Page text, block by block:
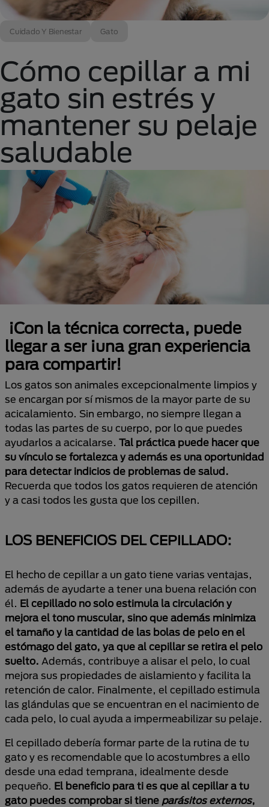
Cuidado Y Bienestar Gato
Cómo cepillar a mi
gato sin estrés y
mantener su pelaje
saludable
¡Con la técnica correcta, puede
llegar a ser ¡una gran experiencia
para compartir!
Los gatos son animales excepcionalmente limpios y
se encargan por sí mismos de la mayor parte de su
acicalamiento. Sin embargo, no siempre llegan a
todas las partes de su cuerpo, por lo que puedes
ayudarlos a acicalarse. Tal práctica puede hacer que
su vínculo se fortalezca y además es una oportunidad
para detectar indicios de problemas de salud.
Recuerda que todos los gatos requieren de atención
y a casi todos les gusta que los cepillen.
LOS BENEFICIOS DEL CEPILLADO:
El hecho de cepillar a un gato tiene varias ventajas,
además de ayudarte a tener una buena relación con
él. El cepillado no solo estimula la circulación y
mejora el tono muscular, sino que además minimiza
el tamaño y la cantidad de las bolas de pelo en el
estómago del gato, ya que al cepillar se retira el pelo
suelto. Además, contribuye a alisar el pelo, lo cual
mejora sus propiedades de aislamiento y facilita la
retención de calor. Finalmente, el cepillado estimula
las glándulas que se encuentran en el nacimiento de
cada pelo, lo cual ayuda a impermeabilizar su pelaje.
El cepillado debería formar parte de la rutina de tu
gato y es recomendable que lo acostumbres a ello
desde una edad temprana, idealmente desde
pequeño. El beneficio para ti es que al cepillar a tu
gato puedes comprobar si tiene parásitos externos,